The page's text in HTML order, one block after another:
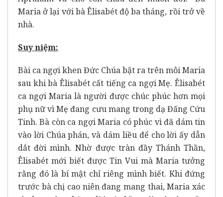
Maria ở lại với bà Êlisabét độ ba tháng, rồi trở về
nhà.
Suy niệm:
Bài ca ngợi khen Đức Chúa bật ra trên môi Maria
sau khi bà Êlisabét cất tiếng ca ngợi Mẹ. Êlisabét
ca ngợi Maria là người được chúc phúc hơn mọi
phụ nữ vì Mẹ đang cưu mang trong dạ Đấng Cứu
Tinh. Bà còn ca ngợi Maria có phúc vì đã dám tin
vào lời Chúa phán, và dám liều để cho lời ấy dẫn
dắt đời mình. Nhờ được tràn đầy Thánh Thần,
Êlisabét mới biết được Tin Vui mà Maria tưởng
rằng đó là bí mật chỉ riêng mình biết. Khi đứng
trước bà chị cao niên đang mang thai, Maria xác